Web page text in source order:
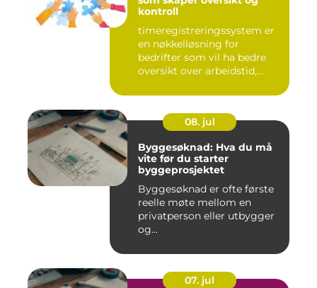
kontroll
timeregistreringssystem er
en nøkkelløsning for
bedrifter som vil ha bedre
oversikt over arbeidstid,...
08. jul
Byggesøknad: Hva du må
vite før du starter
byggeprosjektet
Byggesøknad er ofte første
reelle møte mellom en
privatperson eller utbygger
og...
07. jul